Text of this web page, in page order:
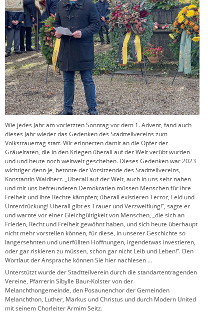
Wie jedes Jahr am vorletzten Sonntag vor dem 1. Advent, fand auch
dieses Jahr wieder das Gedenken des Stadtteilvereins zum
Volkstrauertag statt. Wir erinnerten damit an die Opfer der
Gräueltaten, die in den Kriegen überall auf der Welt verübt wurden
und und heute noch weltweit geschehen. Dieses Gedenken war 2023
wichtiger denn je, betonte der Vorsitzende des Stadtteilvereins,
Konstantin Waldherr. „Überall auf der Welt, auch in uns sehr nahen
und mit uns befreundeten Demokratien müssen Menschen für ihre
Freiheit und ihre Rechte kämpfen; überall existieren Terror, Leid und
Unterdrückung! Überall gibt es Trauer und Verzweiflung!”, sagte er
und warnte vor einer Gleichgültigkeit von Menschen, „die sich an
Frieden, Recht und Freiheit gewöhnt haben, und sich heute überhaupt
nicht mehr vorstellen können, für diese, in unserer Geschichte so
langersehnten und unerfüllten Hoffnungen, irgendetwas investieren,
oder gar riskieren zu müssen, schon gar nicht Leib und Leben!”. Den
Wortlaut der Ansprache können Sie hier nachlesen …
Unterstützt wurde der Stadtteilverein durch die standartentragenden
Vereine, Pfarrerin Sibylle Baur-Kolster von der
Melanchthongemeinde, den Posaunenchor der Gemeinden
Melanchthon, Luther, Markus und Christus und durch Modern United
mit seinem Chorleiter Armim Seitz.